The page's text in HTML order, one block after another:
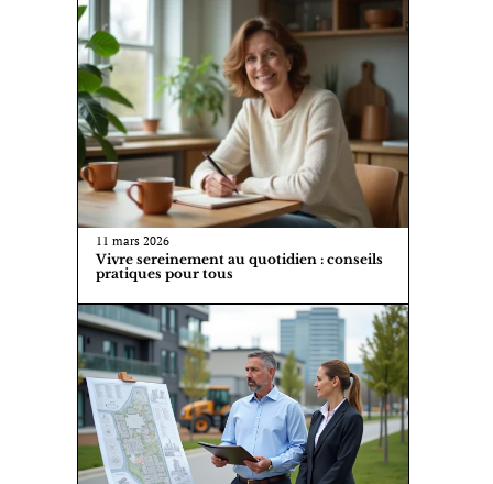
11 mars 2026
Vivre sereinement au quotidien : conseils
pratiques pour tous